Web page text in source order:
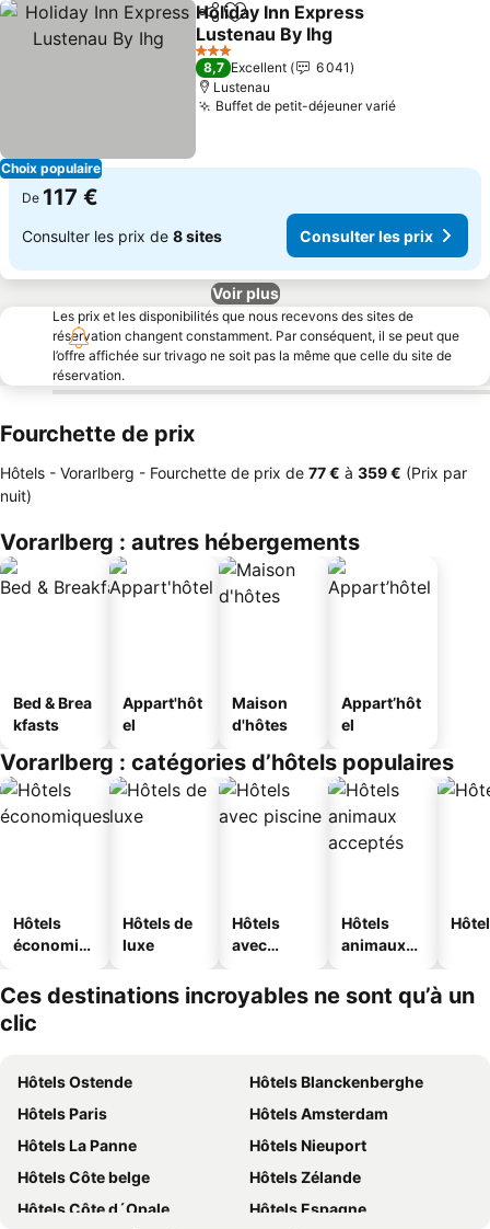
Choix populaire
PartagerAjouter à mes favoris
Holiday Inn Express
Lustenau By Ihg
3 Étoiles
8,7 Excellent
6 041
Lustenau
Buffet de petit-déjeuner varié
De 117 €
Consulter les prix de 8 sites Consulter les prix
Voir plus
Les prix et les disponibilités que nous recevons des sites de
réservation changent constamment. Par conséquent, il se peut que
l’offre affichée sur trivago ne soit pas la même que celle du site de
réservation.
Fourchette de prix
Hôtels - Vorarlberg - Fourchette de prix de ‎77 € à ‎359 € (Prix par
nuit)
Vorarlberg : autres hébergements
Bed & Brea
kfasts
Appart'hôt
el
Maison
d'hôtes
Appart’hôt
el
Vorarlberg : catégories d’hôtels populaires
Hôtels
économiq
Hôtels de
luxe
Hôtels
avec
Hôtels
animaux
Ces destinations incroyables ne sont qu’à un
clic
Hôtels Ostende
Hôtels Blanckenberghe
Hôtels Paris
Hôtels Amsterdam
Hôtels La Panne
Hôtels Nieuport
Hôtels Côte belge
Hôtels Zélande
Hôtels Côte d´Opale
Hôtels Espagne